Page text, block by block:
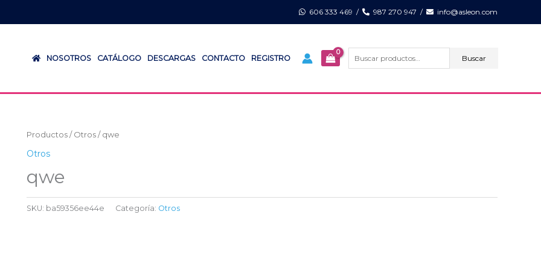
606 333 469 / 987 270 947 / info@asleon.com
NOSOTROS CATÁLOGO DESCARGAS CONTACTO REGISTRO
por:
Buscar
Productos / Otros / qwe
Otros
qwe
SKU: ba59356ee44e Categoría: Otros